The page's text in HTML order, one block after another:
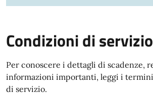
Condizioni di servizio
Per conoscere i dettagli di scadenze,
informazioni importanti, leggi i
di servizio.